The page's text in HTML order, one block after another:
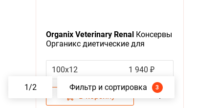
Organix Veterinary RenalКонсервы
Органикс диетические для
Поддержания функции почек
(цена за упаковку)
100х12 1 940 ₽
В корзину 1
1/2 Фильтр и сортировка 3